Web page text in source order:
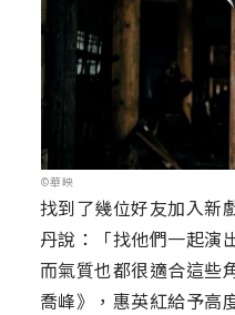
©華映
找到了幾位好友加入新
丹說：「找他們一起演
而氣質也都很適合這些
喬峰》，惠英紅給予高